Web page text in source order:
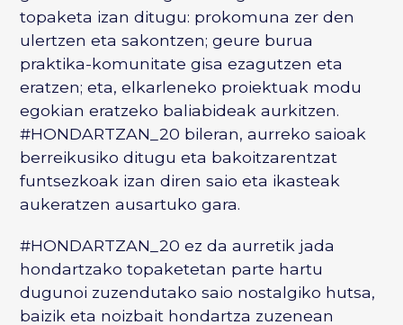
topaketa izan ditugu: prokomuna zer den
ulertzen eta sakontzen; geure burua
praktika-komunitate gisa ezagutzen eta
eratzen; eta, elkarleneko proiektuak modu
egokian eratzeko baliabideak aurkitzen.
#HONDARTZAN_20 bileran, aurreko saioak
berreikusiko ditugu eta bakoitzarentzat
funtsezkoak izan diren saio eta ikasteak
aukeratzen ausartuko gara.
#HONDARTZAN_20 ez da aurretik jada
hondartzako topaketetan parte hartu
dugunoi zuzendutako saio nostalgiko hutsa,
baizik eta noizbait hondartza zuzenean